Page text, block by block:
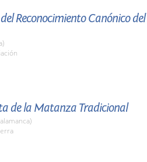
Reconocimiento Canónico del
de la Matanza Tradicional